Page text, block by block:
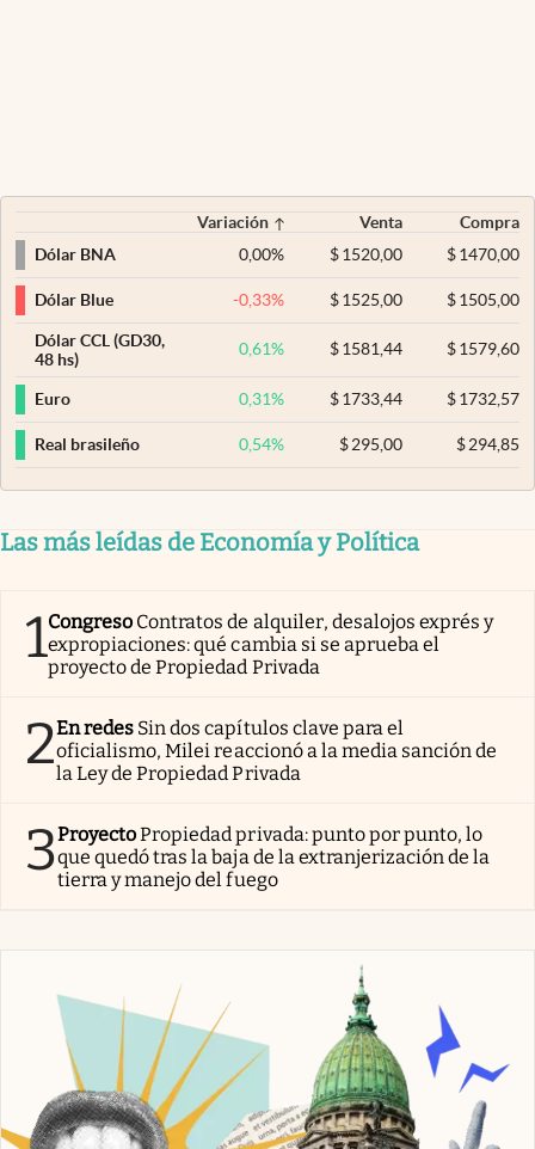
Variación Venta
Compra
Dólar BNA
0,00% $ 1520,00 $1470,00
Dólar Blue -0,33% $ 1525,00 $1505,00
Dólar CCL (GD30,
48 hs)
0,61% $ 1581,44 $1579,60
Euro 0,31% $ 1733,44 $1732,57
Real brasileño 0,54% $ 295,00 $294,85
Las más leídas de Economía y Política
1Congreso Contratos de alquiler, desalojos exprés y
expropiaciones: qué cambia si se aprueba el
proyecto de Propiedad Privada
2En redes Sin dos capítulos clave para el
oficialismo, Milei reaccionó a la media sanción de
la Ley de Propiedad Privada
3ProyectoPropiedad privada: punto por punto, lo
que quedó tras la baja de la extranjerización de la
tierra y manejo del fuego